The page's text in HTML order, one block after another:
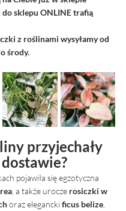
sklepu ONLINE trafią
z roślinami wysyłamy od
środy.
przyjechały
pojawiła się egzotyczna
, a także urocze rosiczki w
oraz elegancki ficus belize